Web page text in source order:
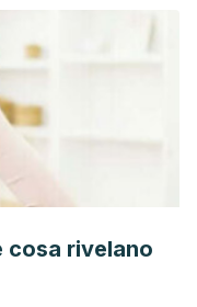
cosa rivelano